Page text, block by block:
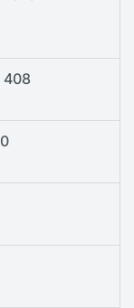
408